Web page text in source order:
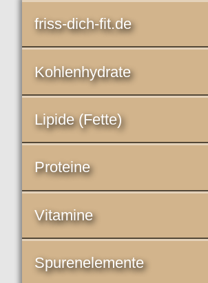
friss-dich-fit.de
Kohlenhydrate
Lipide (Fette)
Proteine
Vitamine
Spurenelemente